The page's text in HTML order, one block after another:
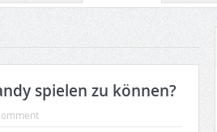
spielen zu können?